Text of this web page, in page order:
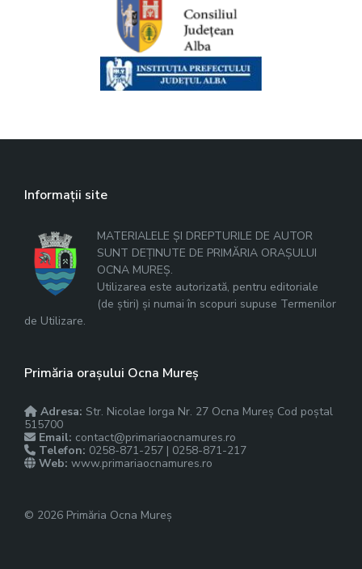
Informații site
MATERIALELE ȘI DREPTURILE DE AUTOR
SUNT DEȚINUTE DE PRIMĂRIA ORAȘULUI
OCNA MUREȘ.
Utilizarea este autorizată, pentru editoriale
(de știri) și numai în scopuri supuse Termenilor
de Utilizare.
Primăria orașului Ocna Mureș
Adresa: Str. Nicolae Iorga Nr. 27 Ocna Mureș Cod poștal
515700
Email: contact@primariaocnamures.ro
Telefon: 0258-871-257 | 0258-871-217
Web: www.primariaocnamures.ro
© 2026 Primăria Ocna Mureș